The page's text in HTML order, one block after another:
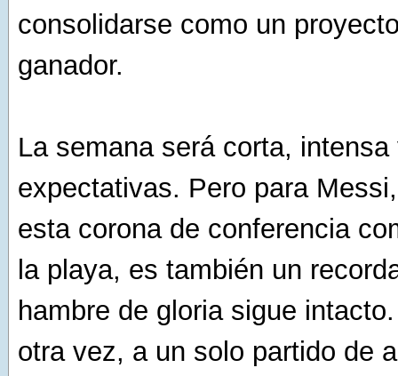
consolidarse como un
ganador.
La semana será corta,
expectativas. Pero para
esta corona de conferencia
la playa, es también un
hambre de gloria sigue
otra vez, a un solo partido de